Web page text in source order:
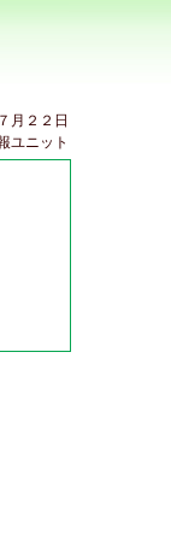
月２２日
ユニット